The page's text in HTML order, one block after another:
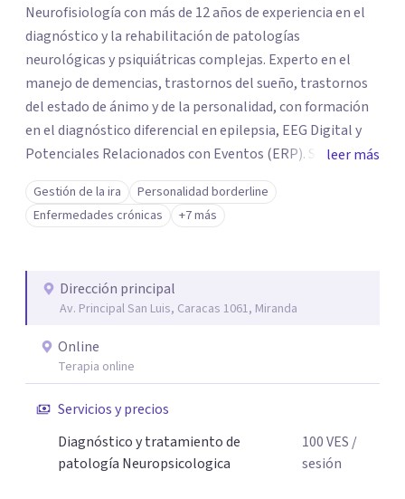
Neurofisiología con más de 12 años de experiencia en el
diagnóstico y la rehabilitación de patologías
neurológicas y psiquiátricas complejas. Experto en el
manejo de demencias, trastornos del sueño, trastornos
del estado de ánimo y de la personalidad, con formación
en el diagnóstico diferencial en epilepsia, EEG Digital y
Potenciales Relacionados con Eventos (ERP). Sirvió
como Jefe de la Cátedra y Profesor de Neurociencias
Cognitivas en Universidad Católica Andrés Bello, Profesor
de Neurociencias en Universidad Metropolitana.
leer más
Gestión de la ira
Personalidad borderline
Enfermedades crónicas
+7 más
Dirección principal
Av. Principal San Luis, Caracas 1061, Miranda
Online
Terapia online
Servicios y precios
Diagnóstico y tratamiento de
patología Neuropsicologica
100VES /
sesión